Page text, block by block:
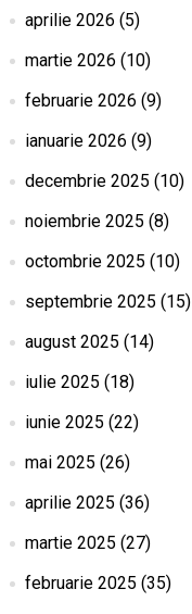
aprilie 2026 (5)
martie 2026 (10)
februarie 2026 (9)
ianuarie 2026 (9)
decembrie 2025 (10)
noiembrie 2025 (8)
octombrie 2025 (10)
septembrie 2025 (15)
august 2025 (14)
iulie 2025 (18)
iunie 2025 (22)
mai 2025 (26)
aprilie 2025 (36)
martie 2025 (27)
februarie 2025 (35)